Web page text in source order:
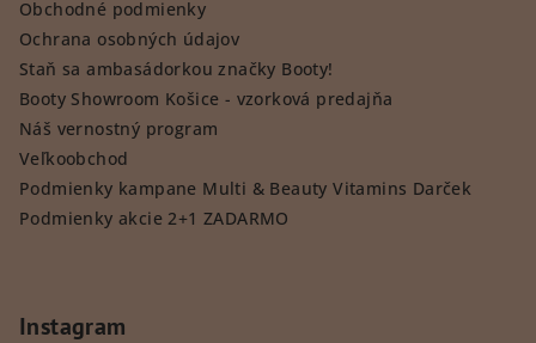
Obchodné podmienky
Ochrana osobných údajov
Staň sa ambasádorkou značky Booty!
Booty Showroom Košice - vzorková predajňa
Náš vernostný program
Veľkoobchod
Podmienky kampane Multi & Beauty Vitamins Darček
Podmienky akcie 2+1 ZADARMO
Instagram